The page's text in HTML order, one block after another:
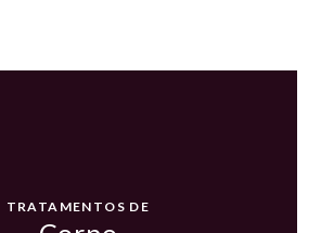
TRATAMENTOS DE